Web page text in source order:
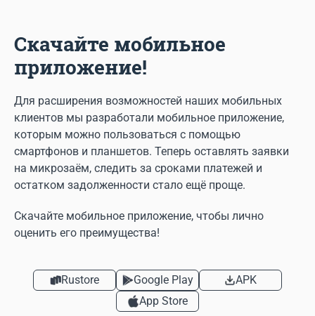
Скачайте мобильное
приложение!
Для расширения возможностей наших мобильных
клиентов мы разработали мобильное приложение,
которым можно пользоваться с помощью
смартфонов и планшетов. Теперь оставлять заявки
на микрозаём, следить за сроками платежей и
остатком задолженности стало ещё проще.
Скачайте мобильное приложение, чтобы лично
оценить его преимущества!
Rustore Google Play
APK
App Store